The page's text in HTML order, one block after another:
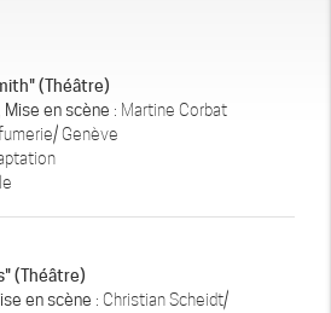
(Théâtre)
Mise en scène : Martine Corbat
Genève
(Théâtre)
en scène : Christian Scheidt/